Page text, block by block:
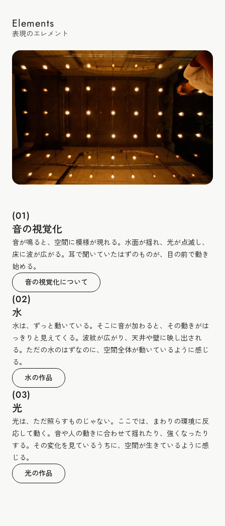
Elements
表現のエレメント
(01)
音の視覚化
音が鳴ると、空間に模様が現れる。水面が揺れ、光が点滅し、
床に波が広がる。耳で聞いていたはずのものが、目の前で動き
始める。
音の視覚化について
(02)
水
水は、ずっと動いている。そこに音が加わると、その動きがは
っきりと見えてくる。波紋が広がり、天井や壁に映し出され
る。ただの水のはずなのに、空間全体が動いているように感じ
る。
水の作品
(03)
光
光は、ただ照らすものじゃない。ここでは、まわりの環境に反
応して動く。音や人の動きに合わせて揺れたり、強くなったり
する。その変化を見ているうちに、空間が生きているように感
じる。
光の作品